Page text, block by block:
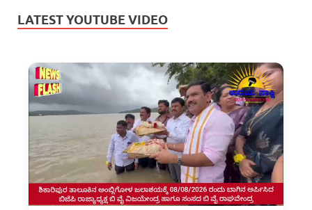
LATEST YOUTUBE VIDEO